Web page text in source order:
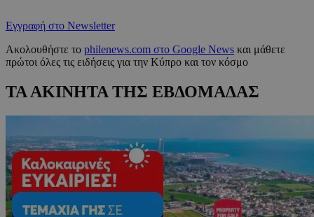
Εγγραφή στο Newsletter
Ακολουθήστε το philenews.com στο Google News και μάθετε
πρώτοι όλες τις ειδήσεις για την Κύπρο και τον κόσμο
ΤΑ ΑΚΙΝΗΤΑ ΤΗΣ ΕΒΔΟΜΑΔΑΣ